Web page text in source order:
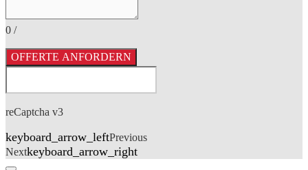
0 /
OFFERTE ANFORDERN
reCaptcha v3
keyboard_arrow_leftPrevious
Nextkeyboard_arrow_right